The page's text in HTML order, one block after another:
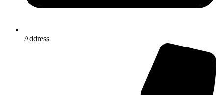
Address